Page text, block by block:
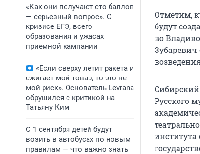
«Как они получают сто баллов
— серьезный вопрос». О
кризисе ЕГЭ, всего
образования и ужасах
приемной кампании
«Если сверху летит ракета и
сжигает мой товар, то это не
мой риск». Основатель Levrana
обрушился с критикой на
Татьяну Ким
С 1 сентября детей будут
возить в автобусах по новым
правилам — что важно знать
Отметим,
будут
во
Зубаревич
Сибирский
Русского
института